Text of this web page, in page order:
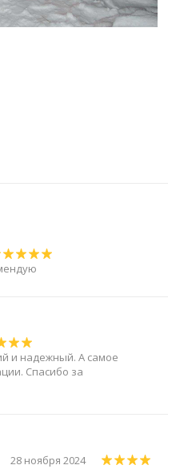
и надежный. А самое
Спасибо за
28 ноября 2024